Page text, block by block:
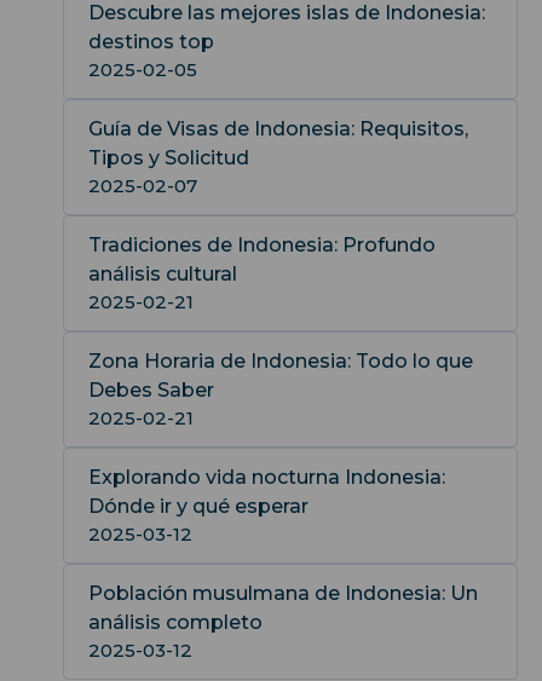
Descubre las mejores islas de Indonesia:
destinos top
2025-02-05
Guía de Visas de Indonesia: Requisitos,
Tipos y Solicitud
2025-02-07
Tradiciones de Indonesia: Profundo
análisis cultural
2025-02-21
Zona Horaria de Indonesia: Todo lo que
Debes Saber
2025-02-21
Explorando vida nocturna Indonesia:
Dónde ir y qué esperar
2025-03-12
Población musulmana de Indonesia: Un
análisis completo
2025-03-12